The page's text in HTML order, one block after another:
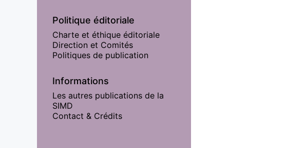
Politique éditoriale
Charte et éthique éditoriale
Direction et Comités
Politiques de publication
Informations
Les autres publications de la
SIMD
Contact & Crédits